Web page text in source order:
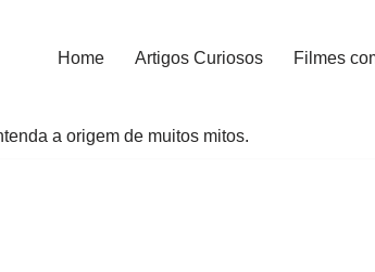
Home Artigos Curiosos Filmes
a origem de muitos mitos.